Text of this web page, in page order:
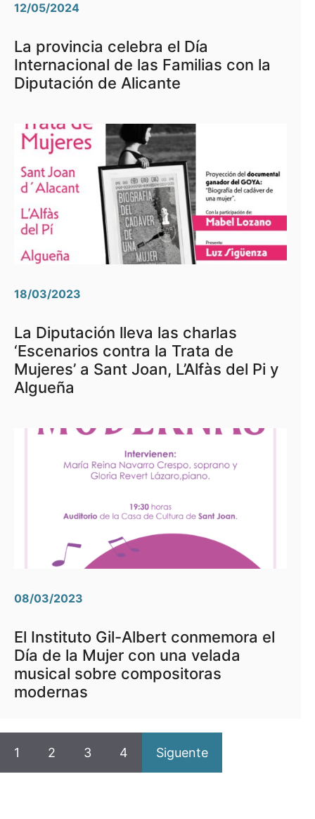
12/05/2024
La provincia celebra el Día
Internacional de las Familias con la
Diputación de Alicante
18/03/2023
La Diputación lleva las charlas
‘Escenarios contra la Trata de
Mujeres’ a Sant Joan, L’Alfàs del Pi y
Algueña
08/03/2023
El Instituto Gil-Albert conmemora el
Día de la Mujer con una velada
musical sobre compositoras
modernas
1 2 3 4 Siguente